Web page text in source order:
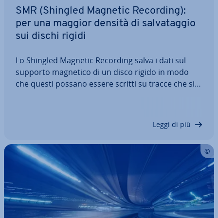
SMR (Shingled Magnetic Recording):
per una maggior densità di sal­va­tag­gio
sui dischi rigidi
Lo Shingled Magnetic Recording salva i dati sul
supporto magnetico di un disco rigido in modo
che questi possano essere scritti su tracce che si
Leggi di più